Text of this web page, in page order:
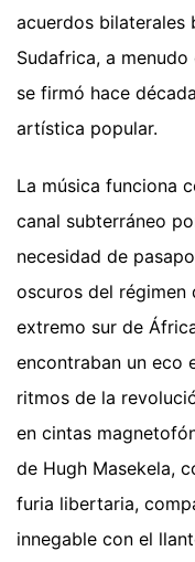
acuerdos bilaterales
Sudafrica, a
se firmó hace
artística popular.
La música funciona
canal subterráneo
necesidad de
oscuros del régimen
extremo sur de
encontraban un eco
ritmos de la
en cintas
de Hugh Masekela,
furia libertaria,
innegable con el